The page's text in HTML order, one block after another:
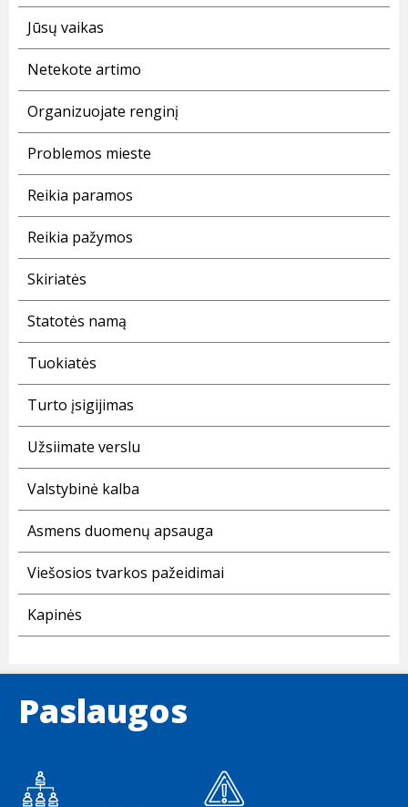
Jūsų vaikas
Netekote artimo
Organizuojate renginį
Problemos mieste
Reikia paramos
Reikia pažymos
Skiriatės
Statotės namą
Tuokiatės
Turto įsigijimas
Užsiimate verslu
Valstybinė kalba
Asmens duomenų apsauga
Viešosios tvarkos pažeidimai
Kapinės
Paslaugos